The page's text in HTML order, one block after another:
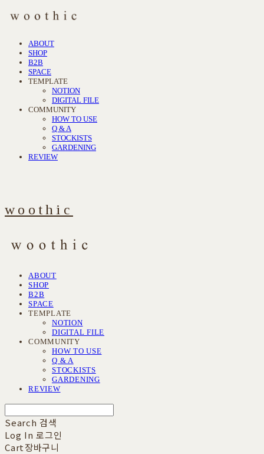
ABOUT
SHOP
B2B
SPACE
TEMPLATE
NOTION
DIGITAL FILE
COMMUNITY
HOW TO USE
Q & A
STOCKISTS
GARDENING
REVIEW
woothic
ABOUT
SHOP
B2B
SPACE
TEMPLATE
NOTION
DIGITAL FILE
COMMUNITY
HOW TO USE
Q & A
STOCKISTS
GARDENING
REVIEW
Search 검색
Log In 로그인
Cart장바구니